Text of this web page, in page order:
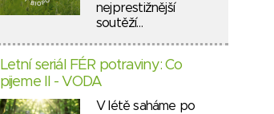
nejprestižnější
soutěží…
Letní seriál FÉR potraviny: Co
pijeme II - VODA
V létě saháme po